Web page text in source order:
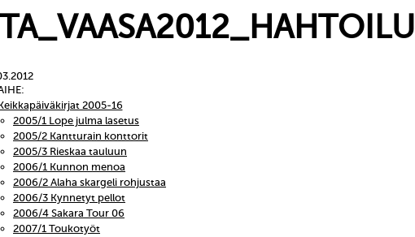
2005-16
2005/1 Lope julma lasetus
2005/2 Kantturain konttorit
2005/3 Rieskaa tauluun
2006/1 Kunnon menoa
2006/2 Alaha skargeli rohjustaa
2006/3 Kynnetyt pellot
2006/4 Sakara Tour 06
2007/1 Toukotyöt